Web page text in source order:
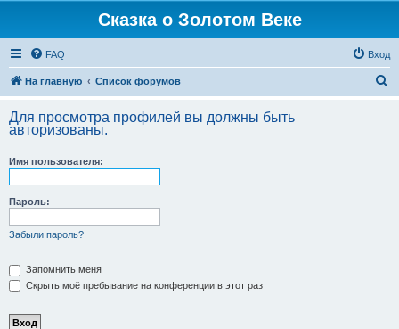
Сказка о Золотом Веке
FAQ Вход
На главную Список форумов
с
Для просмотра профилей вы должны быть
авторизованы.
Имя пользователя:
Пароль:
Забыли пароль?
Запомнить меня
Скрыть моё пребывание на конференции в этот раз